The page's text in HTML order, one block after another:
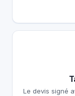
Le devis signé